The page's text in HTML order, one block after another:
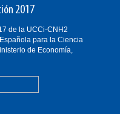
2017
de la UCCi-CNH2
para la Ciencia
de Economía,